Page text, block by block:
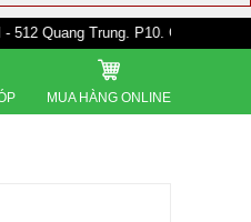
Trung. P10. Gò Vấp - 528A
MUA HÀNG ONLINE